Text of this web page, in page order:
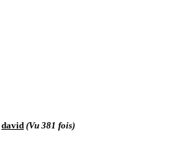
david (Vu 381 fois)